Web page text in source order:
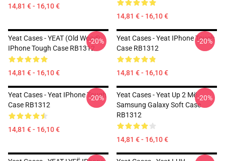
14,81 € - 16,10 €
14,81 € - 16,10 €
Yeat Cases - YEAT (old Wood)
IPhone Tough Case RB1312
14,81 € - 16,10 €
-20%
Yeat Cases - Yeat IPhone Tough
Case RB1312
14,81 € - 16,10 €
-20%
Yeat Cases - Yeat IPhone Tough
Case RB1312
14,81 € - 16,10 €
-20%
Yeat Cases - Yeat Up 2 Më
Samsung Galaxy Soft Case
RB1312
14,81 € - 16,10 €
-20%